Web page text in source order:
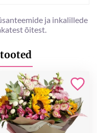
ja inkalillede
õitest.